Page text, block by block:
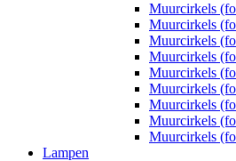
Muurcirkels
Muurcirkels
Muurcirkels
Muurcirkels
Muurcirkels
Muurcirkels
Muurcirkels
Muurcirkels
Muurcirkels
Lampen